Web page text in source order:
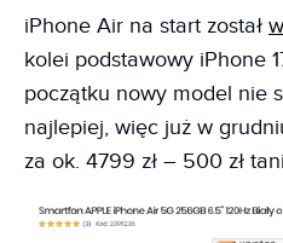
iPhone Air na start został
kolei podstawowy iPhone
początku nowy model nie
najlepiej, więc już w
za ok. 4799 zł – 500 zł